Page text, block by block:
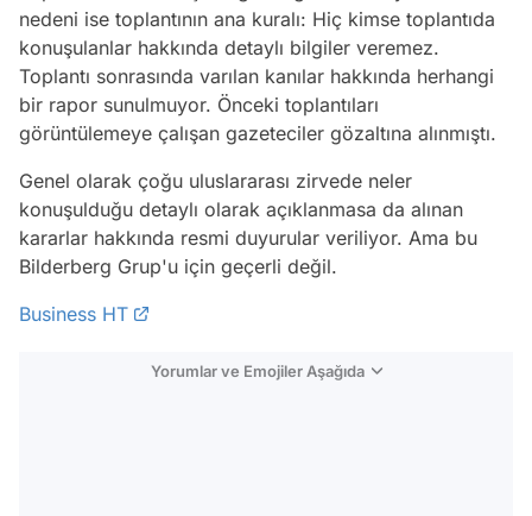
nedeni ise toplantının ana kuralı: Hiç kimse toplantıda
konuşulanlar hakkında detaylı bilgiler veremez.
Toplantı sonrasında varılan kanılar hakkında herhangi
bir rapor sunulmuyor. Önceki toplantıları
görüntülemeye çalışan gazeteciler gözaltına alınmıştı.
Genel olarak çoğu uluslararası zirvede neler
konuşulduğu detaylı olarak açıklanmasa da alınan
kararlar hakkında resmi duyurular veriliyor. Ama bu
Bilderberg Grup'u için geçerli değil.
Business HT
Yorumlar ve Emojiler Aşağıda